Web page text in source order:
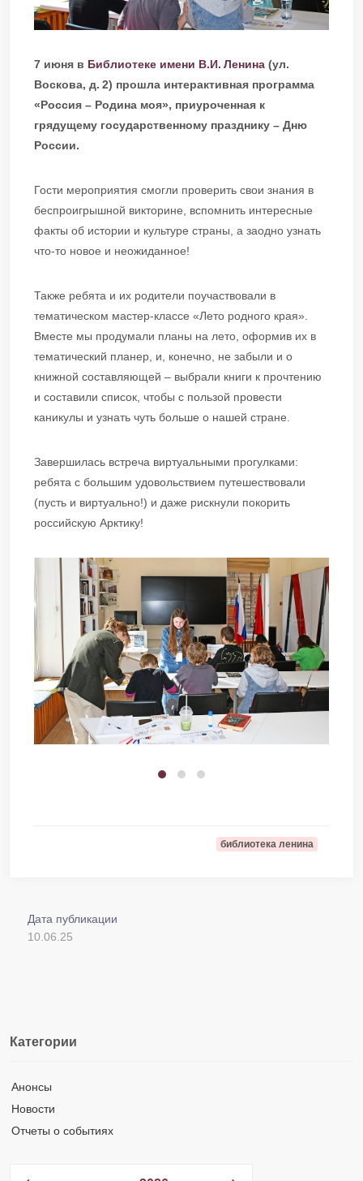
7 июня в Библиотеке имени В.И. Ленина (ул.
Воскова, д. 2) прошла интерактивная программа
«Россия – Родина моя», приуроченная к
грядущему государственному празднику – Дню
России.
Гости мероприятия смогли проверить свои знания в
беспроигрышной викторине, вспомнить интересные
факты об истории и культуре страны, а заодно узнать
что-то новое и неожиданное!
Также ребята и их родители поучаствовали в
тематическом мастер-классе «Лето родного края».
Вместе мы продумали планы на лето, оформив их в
тематический планер, и, конечно, не забыли и о
книжной составляющей – выбрали книги к прочтению
и составили список, чтобы с пользой провести
каникулы и узнать чуть больше о нашей стране.
Завершилась встреча виртуальными прогулками:
ребята с большим удовольствием путешествовали
(пусть и виртуально!) и даже рискнули покорить
российскую Арктику!
библиотека ленина
Дата публикации
10.06.25
Категории
Анонсы
Новости
Отчеты о событиях